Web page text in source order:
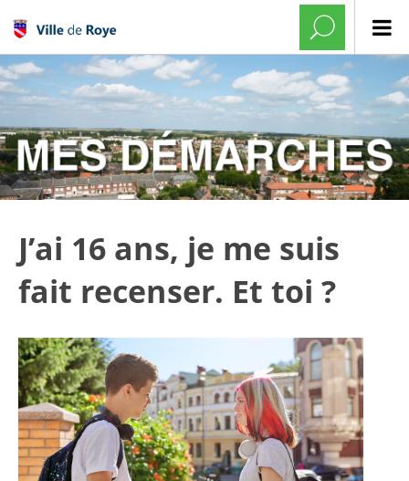
J’ai 16 ans, je me suis
fait recenser. Et toi ?